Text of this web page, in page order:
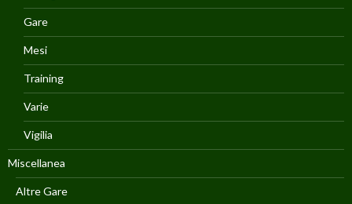
Gare
Mesi
Training
Varie
Vigilia
Miscellanea
Altre Gare